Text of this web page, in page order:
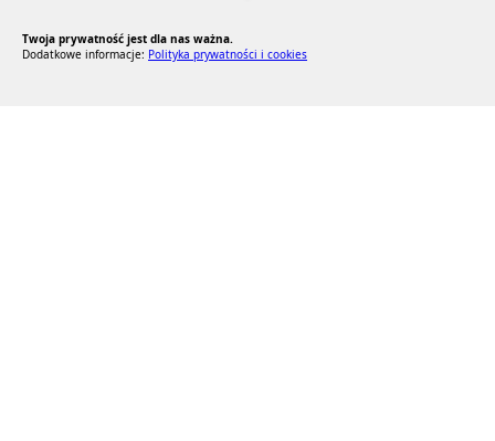
Twoja prywatność jest dla nas ważna.
Dodatkowe informacje: Polityka prywatności i cookies